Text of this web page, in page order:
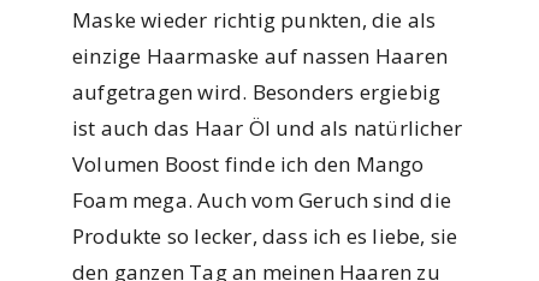
Maske wieder richtig punkten, die als
einzige Haarmaske auf nassen Haaren
aufgetragen wird. Besonders ergiebig
ist auch das Haar Öl und als natürlicher
Volumen Boost finde ich den Mango
Foam mega. Auch vom Geruch sind die
Produkte so lecker, dass ich es liebe, sie
den ganzen Tag an meinen Haaren zu